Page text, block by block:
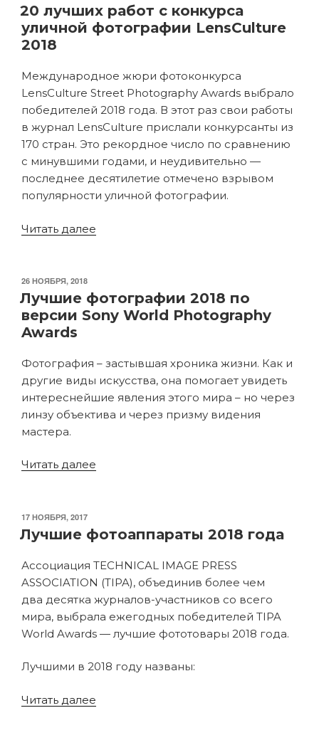
экспозиции
«Отчётливо»»
20 лучших работ с конкурса
уличной фотографии LensCulture
2018
Международное жюри фотоконкурса
LensCulture Street Photography Awards выбрало
победителей 2018 года. В этот раз свои работы
в журнал LensCulture прислали конкурсанты из
170 стран. Это рекордное число по сравнению
с минувшими годами, и неудивительно —
последнее десятилетие отмечено взрывом
популярности уличной фотографии.
Читать далее
конкурса
уличной
2018»
ОПУБЛИКОВАНО
26 НОЯБРЯ, 2018
Лучшие фотографии 2018 по
версии Sony World Photography
Awards
Фотография – застывшая хроника жизни. Как и
другие виды искусства, она помогает увидеть
интереснейшие явления этого мира – но через
линзу объектива и через призму видения
мастера.
Читать далее
версии
World
Photography
Awards»
ОПУБЛИКОВАНО
17 НОЯБРЯ, 2017
Лучшие фотоаппараты 2018 года
Ассоциация TECHNICAL IMAGE PRESS
ASSOCIATION (TIPA), объединив более чем
два десятка журналов-участников со всего
мира, выбрала ежегодных победителей TIPA
World Awards — лучшие фототовары 2018 года.
Лучшими в 2018 году названы:
Читать далее